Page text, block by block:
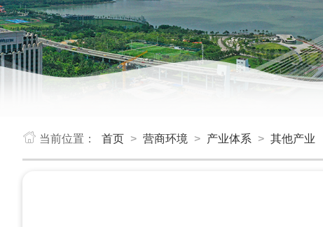
当前位置： 首页 > 营商环境 > 产业体系 > 其他产业